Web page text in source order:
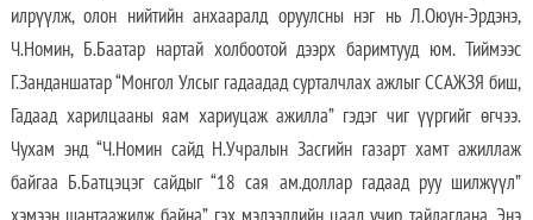
илрүүлж, олон нийтийн анхааралд оруулсны нэг нь Л.Оюун-Эрдэнэ,
Ч.Номин, Б.Баатар нартай холбоотой дээрх баримтууд юм. Тиймээс
Г.Занданшатар “Монгол Улсыг гадаадад сурталчлах ажлыг ССАЖЗЯ биш,
Гадаад харилцааны яам хариуцаж ажилла” гэдэг чиг үүргийг өгчээ.
Чухам энд “Ч.Номин сайд Н.Учралын Засгийн газарт хамт ажиллаж
байгаа Б.Батцэцэг сайдыг “18 сая ам.доллар гадаад руу шилжүүл”